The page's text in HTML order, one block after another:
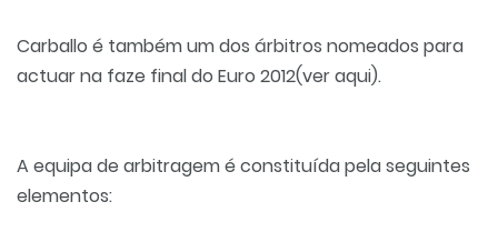
Carballo é também um dos árbitros nomeados para
actuar na faze final do Euro 2012(ver aqui).
A equipa de arbitragem é constituída pela seguintes
elementos: